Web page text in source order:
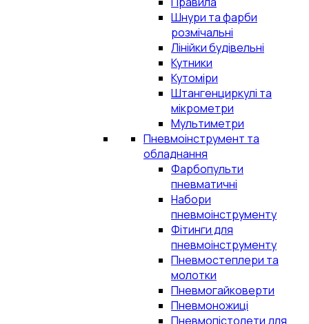
Шнури та фарби
розмічальні
Лінійки будівельні
Кутники
Кутоміри
Штангенциркулі та
мікрометри
Мультиметри
Пневмоінструмент та
обладнання
Фарбопульти
пневматичні
Набори
пневмоінструменту
Фітинги для
пневмоінструменту
Пневмостеплери та
молотки
Пневмогайковерти
Пневмоножиці
Пневмопістолети для